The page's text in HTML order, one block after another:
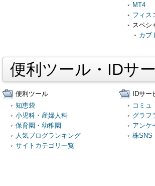
MT4
フィス
スペシ
カブ
便利ツール・IDサ
便利ツール
知恵袋
小児科・産婦人科
保育園・幼稚園
人気ブログランキング
サイトカテゴリ一覧
IDサー
コミュ
グラフ
アンケ
株SNS